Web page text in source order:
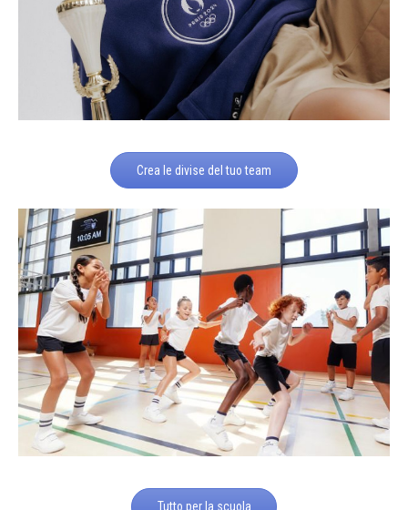
Crea le divise del tuo team
Tutto per la scuola